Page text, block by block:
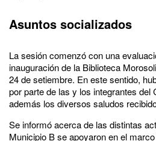
Asuntos socializados
La sesión comenzó con una
inauguración de la Biblioteca
24 de setiembre. En este sentido,
por parte de las y los integrantes del
además los diversos saludos
Se informó acerca de las distintas
Municipio B se apoyaron en el